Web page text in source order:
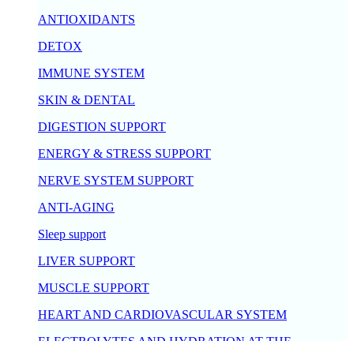
ANTIOXIDANTS
DETOX
IMMUNE SYSTEM
SKIN & DENTAL
DIGESTION SUPPORT
ENERGY & STRESS SUPPORT
NERVE SYSTEM SUPPORT
ANTI-AGING
Sleep support
LIVER SUPPORT
MUSCLE SUPPORT
HEART AND CARDIOVASCULAR SYSTEM